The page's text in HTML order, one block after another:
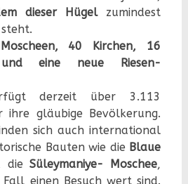
dieser Hügel zumindest
40 Kirchen, 16
und eine neue Riesen-
derzeit über 3.113
ihre gläubige Bevölkerung.
sich auch international
Bauten wie die Blaue
dieSüleymaniye- Moschee,
einen Besuch wert sind.